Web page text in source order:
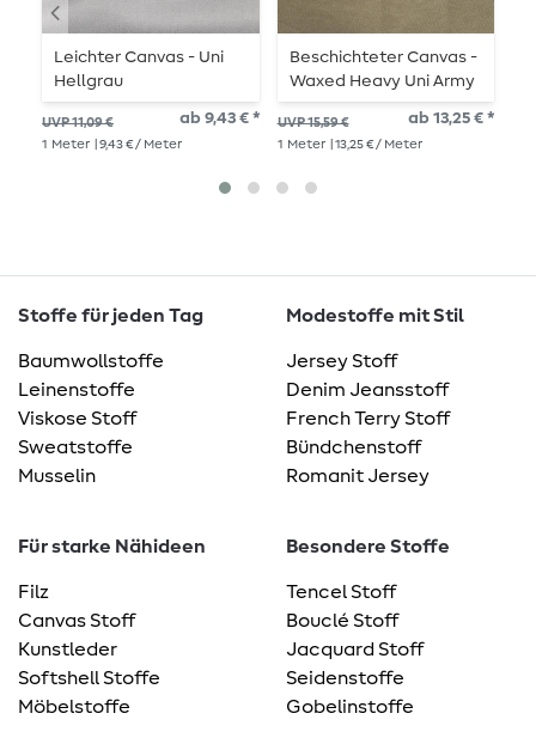
Leichter Canvas - Uni
Hellgrau
UVP 11,09 € ab 9,43 € *
1 Meter | 9,43 € / Meter
Beschichteter Canvas -
Waxed Heavy Uni Army
UVP 15,59 € ab 13,25 € *
1 Meter | 13,25 € / Meter
Stoffe für jeden Tag
Baumwollstoffe
Leinenstoffe
Viskose Stoff
Sweatstoffe
Musselin
Modestoffe mit Stil
Jersey Stoff
Denim Jeansstoff
French Terry Stoff
Bündchenstoff
Romanit Jersey
Für starke Nähideen
Filz
Canvas Stoff
Kunstleder
Softshell Stoffe
Möbelstoffe
Besondere Stoffe
Tencel Stoff
Bouclé Stoff
Jacquard Stoff
Seidenstoffe
Gobelinstoffe